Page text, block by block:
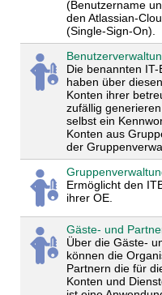
(Benutzername
den Atlassian-
(Single-Sign-On).
Die benannten
haben über
Konten ihrer
zufällig
selbst ein
Konten aus
der
Ermöglicht den
ihrer OE.
Gäste- und
Über die Gäste-
können die
Partnern die für
Konten und